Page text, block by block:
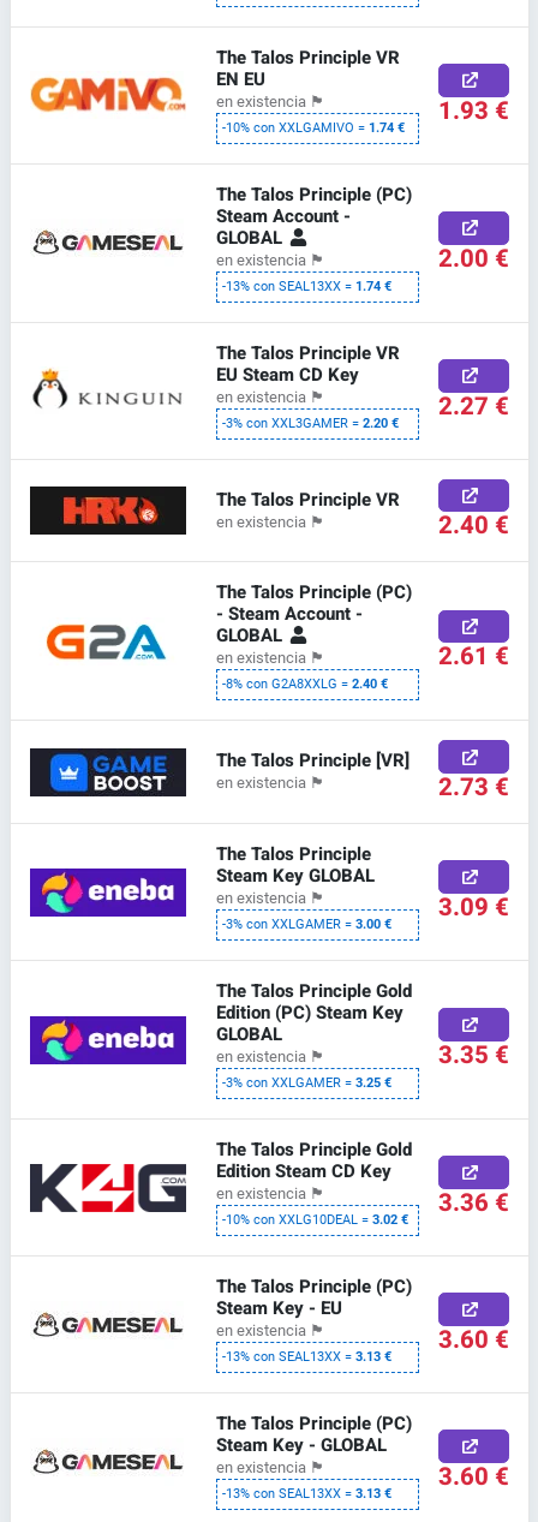
The Talos Principle VR
EN EU
en existencia 🏴
-10% con XXLGAMIVO =1.74 € 1.93 €
The Talos Principle (PC)
Steam Account -
GLOBAL
en existencia 🏴
-13% con SEAL13XX =1.74 €
2.00 €
The Talos Principle VR
EU Steam CD Key
en existencia 🏴
-3% con XXL3GAMER =2.20 € 2.27 €
The Talos Principle VR
en existencia 🏴 2.40 €
The Talos Principle (PC)
- Steam Account -
GLOBAL
en existencia 🏴
-8% con G2A8XXLG =2.40 €
2.61 €
The Talos Principle [VR]
en existencia 🏴 2.73 €
The Talos Principle
Steam Key GLOBAL
en existencia 🏴
-3% con XXLGAMER =3.00 € 3.09 €
The Talos Principle Gold
Edition (PC) Steam Key
GLOBAL
en existencia 🏴
-3% con XXLGAMER =3.25 €
3.35 €
The Talos Principle Gold
Edition Steam CD Key
en existencia 🏴
-10% con XXLG10DEAL =3.02 € 3.36 €
The Talos Principle (PC)
Steam Key - EU
en existencia 🏴
-13% con SEAL13XX =3.13 € 3.60 €
The Talos Principle (PC)
Steam Key - GLOBAL
en existencia 🏴
-13% con SEAL13XX =3.13 € 3.60 €